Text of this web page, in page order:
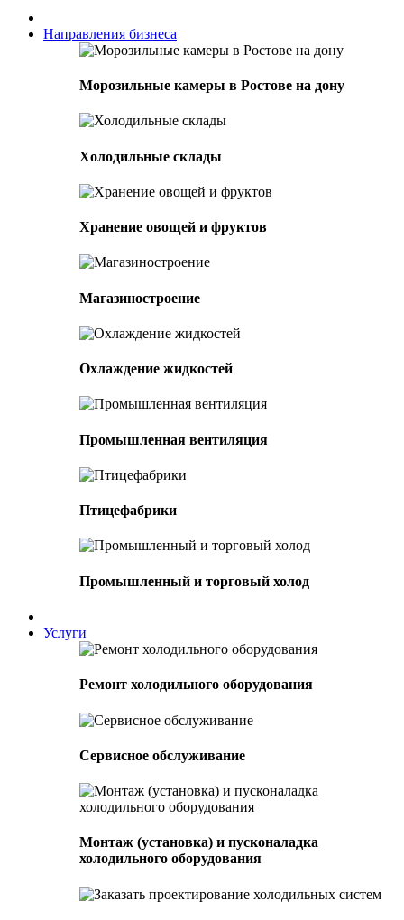
Направления бизнеса
Морозильные камеры в Ростове на дону
Холодильные склады
Хранение овощей и фруктов
Магазиностроение
Охлаждение жидкостей
Промышленная вентиляция
Птицефабрики
Промышленный и торговый холод
Услуги
Ремонт холодильного оборудования
Сервисное обслуживание
Монтаж (установка) и пусконаладка
холодильного оборудования